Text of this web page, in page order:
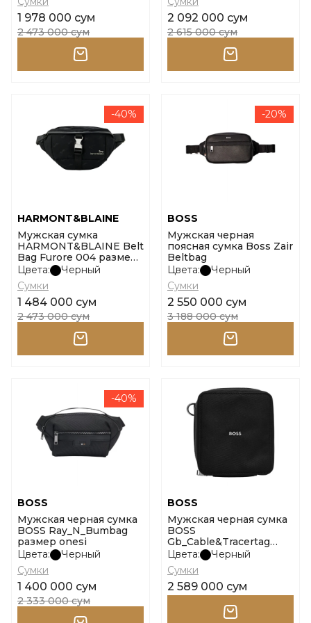
1 978 000 сум
2 473 000 сум
2 092 000 сум
2 615 000 сум
-40%
HARMONT&BLAINE
Мужская сумка
HARMONT&BLAINE Belt
Bag Furore 004 размер
uni
Цвета:
Черный
Сумки
1 484 000 сум
2 473 000 сум
-20%
BOSS
Мужская черная
поясная сумка Boss Zair
Beltbag
Цвета:
Черный
Сумки
2 550 000 сум
3 188 000 сум
-40%
BOSS
Мужская черная сумка
BOSS Ray_N_Bumbag
размер onesi
Цвета:
Черный
Сумки
1 400 000 сум
2 333 000 сум
BOSS
Мужская черная сумка
BOSS
Gb_Cable&Tracertag
размер onesi
Цвета:
Черный
Сумки
2 589 000 сум